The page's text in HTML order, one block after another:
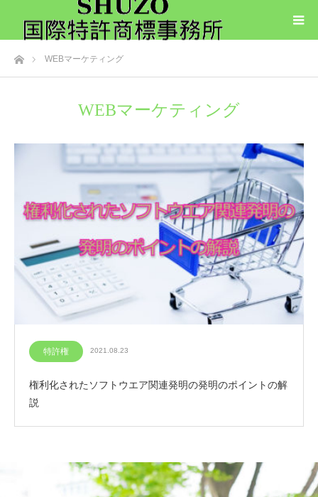
ホームWEBマーケティング
WEBマーケティング
特許権 2021.08.23
権利化されたソフトウエア関連発明の発明のポイントの解
説